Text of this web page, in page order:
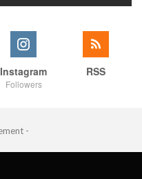
Instagram
Followers
RSS